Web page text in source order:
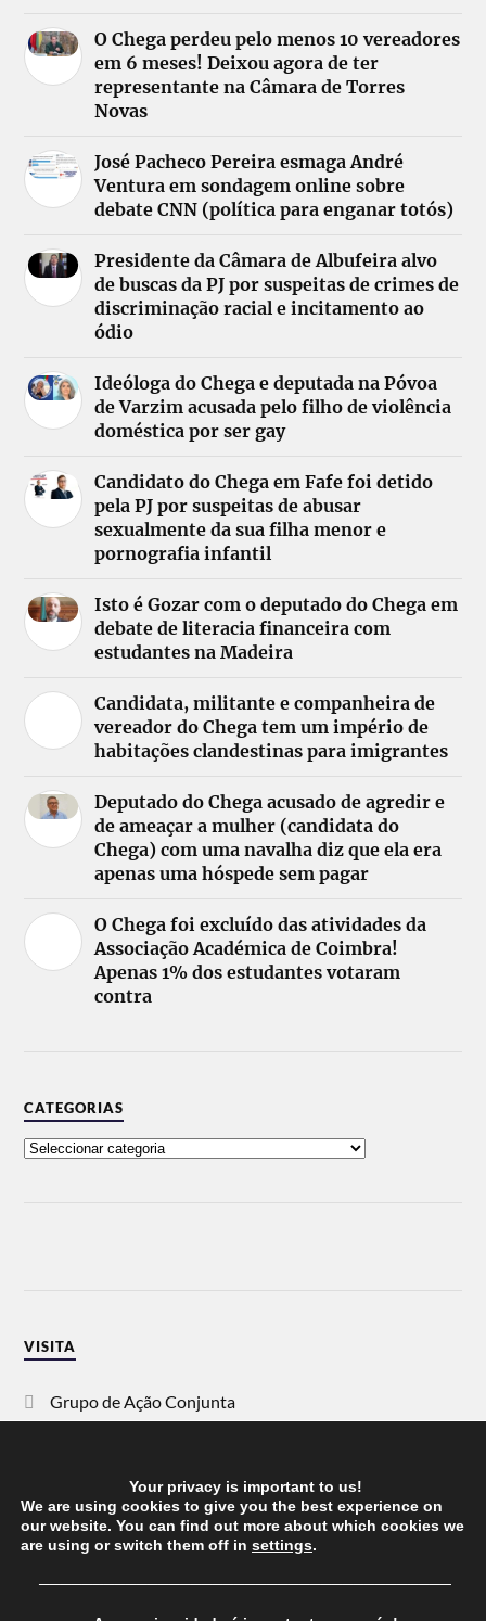
O Chega perdeu pelo menos 10 vereadores
em 6 meses! Deixou agora de ter
representante na Câmara de Torres
Novas
José Pacheco Pereira esmaga André
Ventura em sondagem online sobre
debate CNN (política para enganar totós)
Presidente da Câmara de Albufeira alvo
de buscas da PJ por suspeitas de crimes de
discriminação racial e incitamento ao
ódio
Ideóloga do Chega e deputada na Póvoa
de Varzim acusada pelo filho de violência
doméstica por ser gay
Candidato do Chega em Fafe foi detido
pela PJ por suspeitas de abusar
sexualmente da sua filha menor e
pornografia infantil
Isto é Gozar com o deputado do Chega em
debate de literacia financeira com
estudantes na Madeira
Candidata, militante e companheira de
vereador do Chega tem um império de
habitações clandestinas para imigrantes
Deputado do Chega acusado de agredir e
de ameaçar a mulher (candidata do
Chega) com uma navalha diz que ela era
apenas uma hóspede sem pagar
O Chega foi excluído das atividades da
Associação Académica de Coimbra!
Apenas 1% dos estudantes votaram
contra
CATEGORIAS
VISITA
Grupo de Ação Conjunta
Vida Justa
dezanove
Your privacy is important to us!
We are using cookies to give you the best experience on
our website. You can find out more about which cookies we
are using or switch them off in settings.
──────────────────────────────────────